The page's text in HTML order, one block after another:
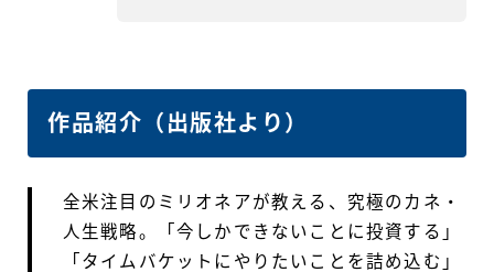
作品紹介（出版社より）
全米注目のミリオネアが教える、究極のカネ・
人生戦略。「今しかできないことに投資する」
「タイムバケットにやりたいことを詰め込む」